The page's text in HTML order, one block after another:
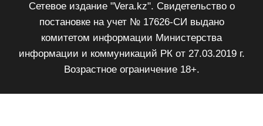
Сетевое издание "Vera.kz". Свидетельство о
постановке на учет № 17626-СИ выдано
комитетом информации Министерства
информации и коммуникаций РК от 27.03.2019 г.
Возрастное ограничение 18+.